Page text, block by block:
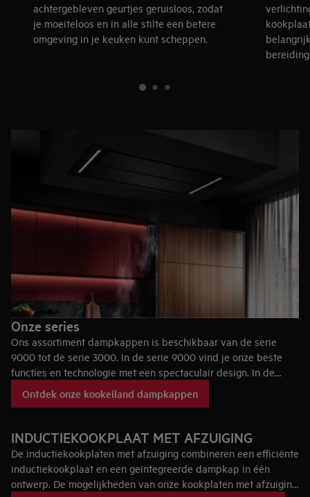
achtergebleven geurtjes geruisloos, zodat
je moeiteloos en in alle stilte een betere
omgeving in je keuken kunt scheppen.
Onze series
Ons assortiment dampkappen is beschikbaar van de serie
9000 tot de serie 3000. In de serie 9000 vind je onze beste
functies en technologie met een spectaculair design. In de
met geweldige motorprestaties.
Ontdek onze kookeiland dampkappen
INDUCTIEKOOKPLAAT MET AFZUIGING
De inductiekookplaten met afzuiging combineren een efficiënte
inductiekookplaat en een geïntegreerde dampkap in één
ontwerp. De mogelijkheden van onze kookplaten met afzuiging